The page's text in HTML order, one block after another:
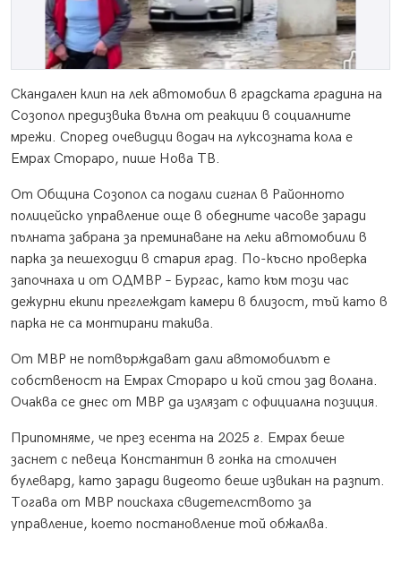
Скандален клип на лек автомобил в градската градина на
Созопол предизвика вълна от реакции в социалните
мрежи. Според очевидци водач на луксозната кола е
Емрах Стораро, пише Нова ТВ.
От Община Созопол са подали сигнал в Районното
полицейско управление още в обедните часове заради
пълната забрана за преминаване на леки автомобили в
парка за пешеходци в стария град. По-късно проверка
започнаха и от ОДМВР – Бургас, като към този час
дежурни екипи преглеждат камери в близост, тъй като в
парка не са монтирани такива.
От МВР не потвърждават дали автомобилът е
собственост на Емрах Стораро и кой стои зад волана.
Очаква се днес от МВР да излязат с официална позиция.
Припомняме, че през есента на 2025 г. Емрах беше
заснет с певеца Константин в гонка на столичен
булевард, като заради видеото беше извикан на разпит.
Тогава от МВР поискаха свидетелството за
управление, което постановление той обжалва.